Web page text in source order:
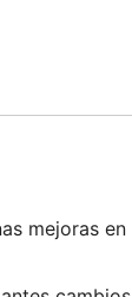
mejoras